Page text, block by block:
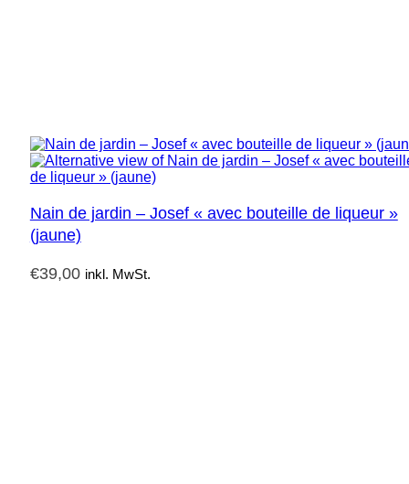
Nain de jardin – Josef « avec bouteille de liqueur »
(jaune)
€39,00 inkl. MwSt.